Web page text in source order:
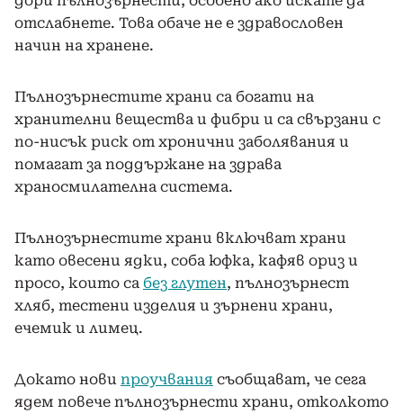
отслабнете. Това обаче не е здравословен
начин на хранене.
Пълнозърнестите храни са богати на
хранителни вещества и фибри и са свързани с
по-нисък риск от хронични заболявания и
помагат за поддържане на здрава
храносмилателна система.
Пълнозърнестите храни включват храни
като овесени ядки, соба юфка, кафяв ориз и
просо, които са без глутен, пълнозърнест
хляб, тестени изделия и зърнени храни,
ечемик и лимец.
Докато нови проучвания съобщават, че сега
ядем повече пълнозърнести храни, отколкото